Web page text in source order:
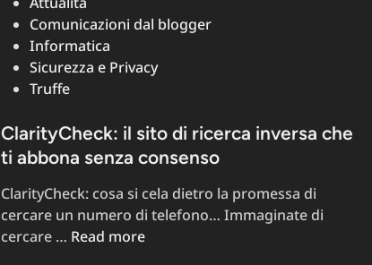
diventano
Comunicazioni dal blogger
Informatica
Sicurezza e Privacy
Truffe
ClarityCheck: il sito di ricerca inversa che
ti abbona senza consenso
ClarityCheck: cosa si cela dietro la promessa di
cercare un numero di telefono… Immaginate di
cercare … ClarityCheck:
Read more